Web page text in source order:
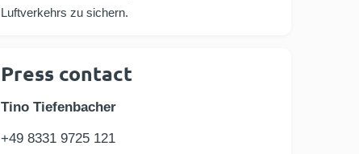
Luftverkehrs zu sichern.
Press contact
Tino Tiefenbacher
+49 8331 9725 121